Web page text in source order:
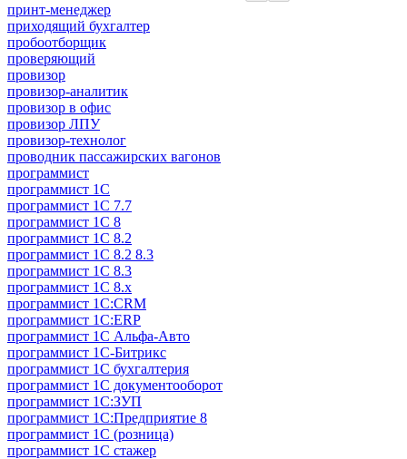
принт-менеджер
приходящий бухгалтер
пробоотборщик
проверяющий
провизор
провизор-аналитик
провизор в офис
провизор ЛПУ
провизор-технолог
проводник пассажирских вагонов
программист
программист 1C
программист 1C 7.7
программист 1C 8
программист 1C 8.2
программист 1С 8.2 8.3
программист 1С 8.3
программист 1С 8.х
программист 1С:CRM
программист 1С:ERP
программист 1С Альфа-Авто
программист 1С-Битрикс
программист 1С бухгалтерия
программист 1С документооборот
программист 1С:ЗУП
программист 1С:Предприятие 8
программист 1С (розница)
программист 1С стажер